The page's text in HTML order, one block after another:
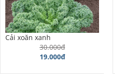
Cải xoăn xanh
30.000đ
19.000đ